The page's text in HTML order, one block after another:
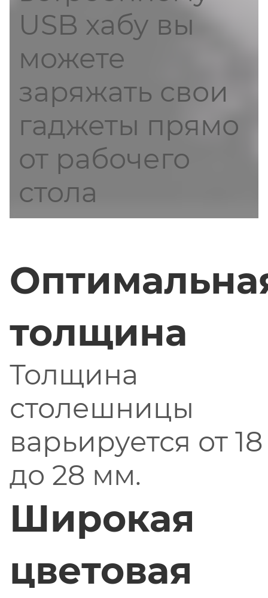
USB хабу вы
можете
заряжать свои
гаджеты прямо
от рабочего
стола
толщина
Толщина
столешницы
варьируется от 18
до 28 мм.
Широкая
цветовая